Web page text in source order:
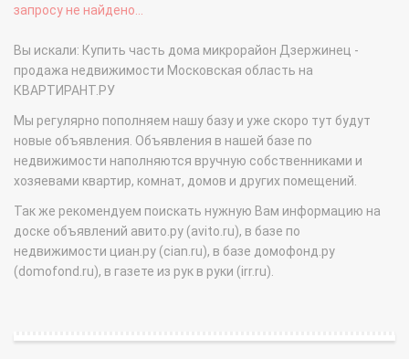
запросу не найдено...
Вы искали: Купить часть дома микрорайон Дзержинец -
продажа недвижимости Московская область на
КВАРТИРАНТ.РУ
Мы регулярно пополняем нашу базу и уже скоро тут будут
новые объявления. Объявления в нашей базе по
недвижимости наполняются вручную собственниками и
хозяевами квартир, комнат, домов и других помещений.
Так же рекомендуем поискать нужную Вам информацию на
доске объявлений авито.ру (avito.ru), в базе по
недвижимости циан.ру (cian.ru), в базе домофонд.ру
(domofond.ru), в газете из рук в руки (irr.ru).